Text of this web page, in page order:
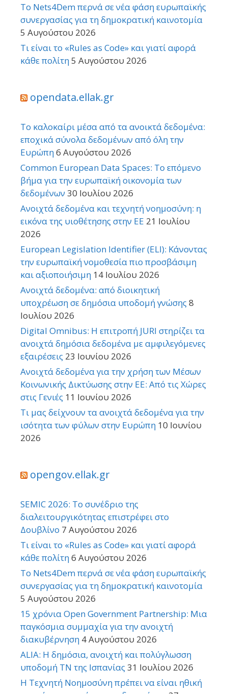
Το Nets4Dem περνά σε νέα φάση ευρωπαϊκής
συνεργασίας για τη δημοκρατική καινοτομία
5 Αυγούστου 2026
Τι είναι το «Rules as Code» και γιατί αφορά
κάθε πολίτη5 Αυγούστου 2026
opendata.ellak.gr
Το καλοκαίρι μέσα από τα ανοικτά δεδομένα:
εποχικά σύνολα δεδομένων από όλη την
Ευρώπη6 Αυγούστου 2026
Common European Data Spaces: Το επόμενο
βήμα για την ευρωπαϊκή οικονομία των
δεδομένων 30 Ιουλίου 2026
Ανοιχτά δεδομένα και τεχνητή νοημοσύνη: η
εικόνα της υιοθέτησης στην ΕΕ 21 Ιουλίου
2026
European Legislation Identifier (ELI): Κάνοντας
την ευρωπαϊκή νομοθεσία πιο προσβάσιμη
και αξιοποιήσιμη 14 Ιουλίου 2026
Ανοιχτά δεδομένα: από διοικητική
υποχρέωση σε δημόσια υποδομή γνώσης 8
Ιουλίου 2026
Digital Omnibus: Η επιτροπή JURI στηρίζει τα
ανοιχτά δημόσια δεδομένα με αμφιλεγόμενες
εξαιρέσεις 23 Ιουνίου 2026
Ανοιχτά δεδομένα για την χρήση των Μέσων
Κοινωνικής Δικτύωσης στην ΕΕ: Από τις Χώρες
στις Γενιές 11 Ιουνίου 2026
Τι μας δείχνουν τα ανοιχτά δεδομένα για την
ισότητα των φύλων στην Ευρώπη 10 Ιουνίου
2026
opengov.ellak.gr
SEMIC 2026: Το συνέδριο της
διαλειτουργικότητας επιστρέφει στο
Δουβλίνο 7 Αυγούστου 2026
Τι είναι το «Rules as Code» και γιατί αφορά
κάθε πολίτη6 Αυγούστου 2026
Το Nets4Dem περνά σε νέα φάση ευρωπαϊκής
συνεργασίας για τη δημοκρατική καινοτομία
5 Αυγούστου 2026
15 χρόνια Open Government Partnership: Μια
παγκόσμια συμμαχία για την ανοιχτή
διακυβέρνηση 4 Αυγούστου 2026
ALIA: Η δημόσια, ανοιχτή και πολύγλωσση
υποδομή ΤΝ της Ισπανίας 31 Ιουλίου 2026
Η Τεχνητή Νοημοσύνη πρέπει να είναι ηθική